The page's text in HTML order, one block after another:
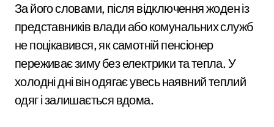
За його словами, після відключення жоден із
представників влади або комунальних служб
не поцікавився, як самотній пенсіонер
переживає зиму без електрики та тепла. У
холодні дні він одягає увесь наявний теплий
одяг і залишається вдома.